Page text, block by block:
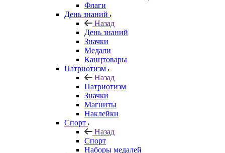
Флаги
День знаний
Назад
День знаний
Значки
Медали
Канцтовары
Патриотизм
Назад
Патриотизм
Значки
Магниты
Наклейки
Спорт
Назад
Спорт
Наборы медалей